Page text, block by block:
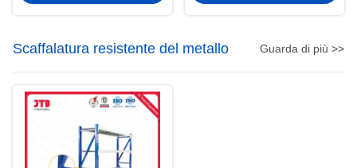
Scaffalatura resistente del metallo Guarda di più >>